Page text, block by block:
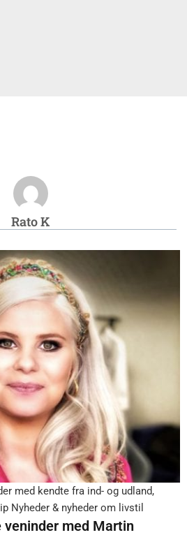
Rato K
med kendte fra ind- og udland,
Nyheder & nyheder om livstil
veninder med Martin